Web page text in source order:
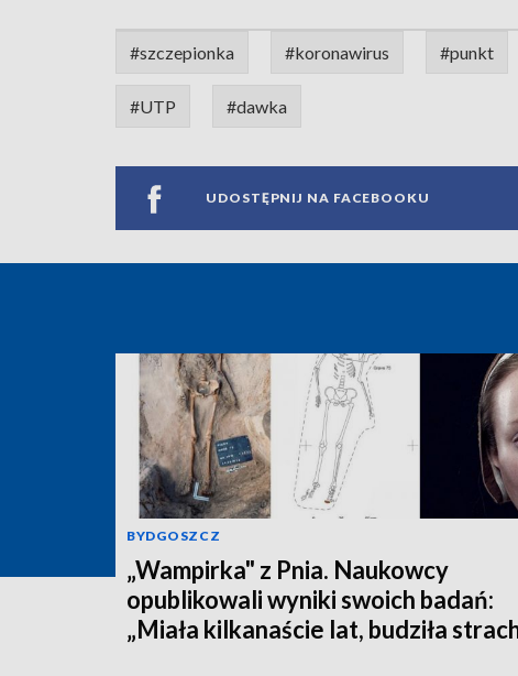
#szczepionka #koronawirus #punkt
#UTP #dawka
UDOSTĘPNIJ NA FACEBOOKU
BYDGOSZCZ
„Wampirka" z Pnia. Naukowcy
opublikowali wyniki swoich badań:
„Miała kilkanaście lat, budziła